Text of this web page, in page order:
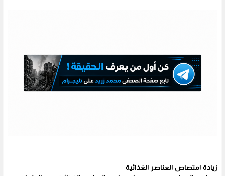
زيادة امتصاص العناصر الغذائية